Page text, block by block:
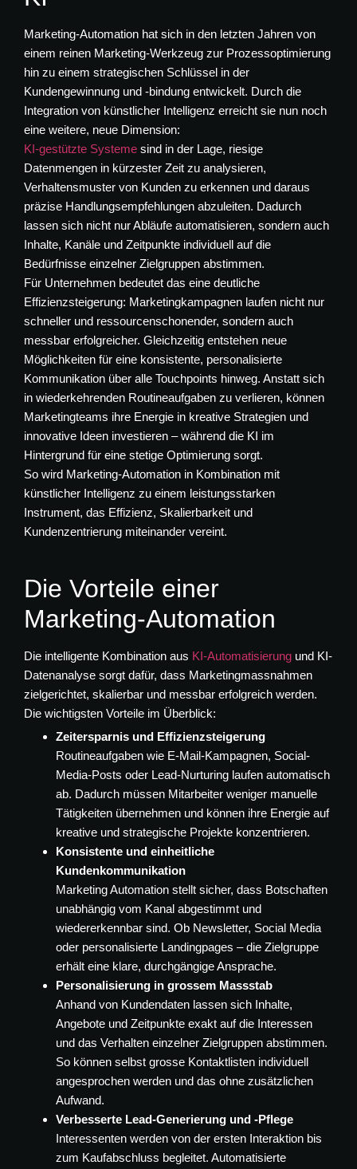
Marketing-Automation hat sich in den letzten Jahren von
einem reinen Marketing-Werkzeug zur Prozessoptimierung
hin zu einem strategischen Schlüssel in der
Kundengewinnung und -bindung entwickelt. Durch die
Integration von künstlicher Intelligenz erreicht sie nun noch
eine weitere, neue Dimension:
KI-gestützte Systeme sind in der Lage, riesige
Datenmengen in kürzester Zeit zu analysieren,
Verhaltensmuster von Kunden zu erkennen und daraus
präzise Handlungsempfehlungen abzuleiten. Dadurch
lassen sich nicht nur Abläufe automatisieren, sondern auch
Inhalte, Kanäle und Zeitpunkte individuell auf die
Bedürfnisse einzelner Zielgruppen abstimmen.
Für Unternehmen bedeutet das eine deutliche
Effizienzsteigerung: Marketingkampagnen laufen nicht nur
schneller und ressourcenschonender, sondern auch
messbar erfolgreicher. Gleichzeitig entstehen neue
Möglichkeiten für eine konsistente, personalisierte
Kommunikation über alle Touchpoints hinweg. Anstatt sich
in wiederkehrenden Routineaufgaben zu verlieren, können
Marketingteams ihre Energie in kreative Strategien und
innovative Ideen investieren – während die KI im
Hintergrund für eine stetige Optimierung sorgt.
So wird Marketing-Automation in Kombination mit
künstlicher Intelligenz zu einem leistungsstarken
Instrument, das Effizienz, Skalierbarkeit und
Kundenzentrierung miteinander vereint.
Die Vorteile einer
Marketing-Automation
Die intelligente Kombination aus KI-Automatisierung und KI-
Datenanalyse sorgt dafür, dass Marketingmassnahmen
zielgerichtet, skalierbar und messbar erfolgreich werden.
Die wichtigsten Vorteile im Überblick:
Zeitersparnis und Effizienzsteigerung
Routineaufgaben wie E-Mail-Kampagnen, Social-
Media-Posts oder Lead-Nurturing laufen automatisch
ab. Dadurch müssen Mitarbeiter weniger manuelle
Tätigkeiten übernehmen und können ihre Energie auf
kreative und strategische Projekte konzentrieren.
Konsistente und einheitliche
Kundenkommunikation
Marketing Automation stellt sicher, dass Botschaften
unabhängig vom Kanal abgestimmt und
wiedererkennbar sind. Ob Newsletter, Social Media
oder personalisierte Landingpages – die Zielgruppe
erhält eine klare, durchgängige Ansprache.
Personalisierung in grossem Massstab
Anhand von Kundendaten lassen sich Inhalte,
Angebote und Zeitpunkte exakt auf die Interessen
und das Verhalten einzelner Zielgruppen abstimmen.
So können selbst grosse Kontaktlisten individuell
angesprochen werden und das ohne zusätzlichen
Aufwand.
Verbesserte Lead-Generierung und -Pflege
Interessenten werden von der ersten Interaktion bis
zum Kaufabschluss begleitet. Automatisierte